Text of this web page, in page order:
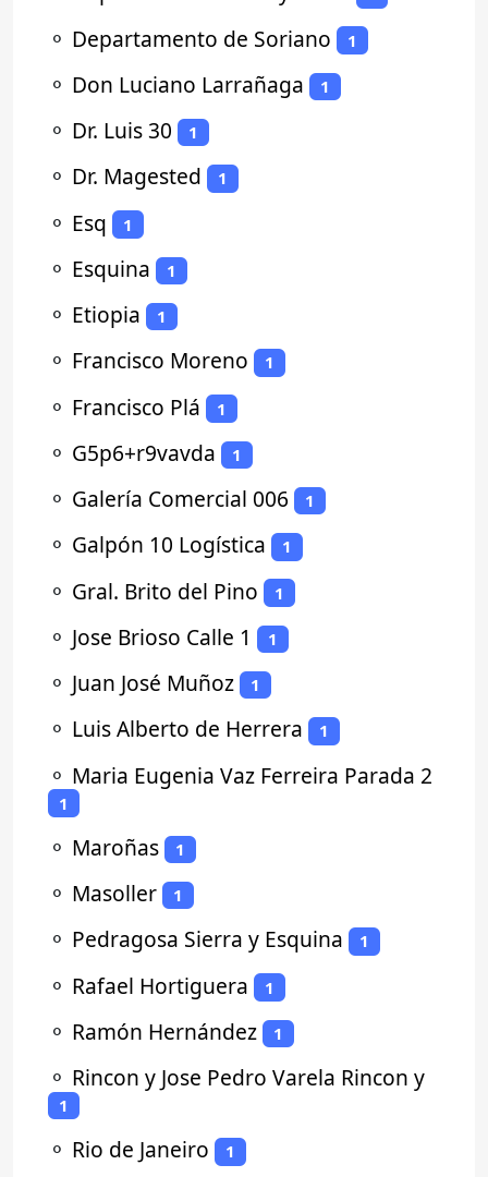
⚬ Departamento de Soriano 1
⚬ Don Luciano Larrañaga 1
⚬ Dr. Luis 30 1
⚬ Dr. Magested 1
⚬ Esq 1
⚬ Esquina 1
⚬ Etiopia 1
⚬ Francisco Moreno 1
⚬ Francisco Plá 1
⚬ G5p6+r9vavda 1
⚬ Galería Comercial 006 1
⚬ Galpón 10 Logística 1
⚬ Gral. Brito del Pino 1
⚬ Jose Brioso Calle 1 1
⚬ Juan José Muñoz 1
⚬ Luis Alberto de Herrera 1
⚬ Maria Eugenia Vaz Ferreira Parada 2
1
⚬ Maroñas 1
⚬ Masoller 1
⚬ Pedragosa Sierra y Esquina 1
⚬ Rafael Hortiguera 1
⚬ Ramón Hernández 1
⚬ Rincon y Jose Pedro Varela Rincon y
1
⚬ Rio de Janeiro 1